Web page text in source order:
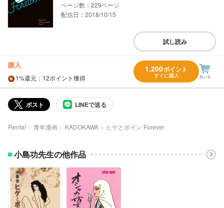
229
配信日：2018/10/15
試し読み
購入
1%還元 ：12ポイント獲得
1,200ポイント
すぐに購入
ポスト LINEで送る
Renta! 青年漫画 KADOKAWA ヒゲとボイン Forever
小島功先生の他作品